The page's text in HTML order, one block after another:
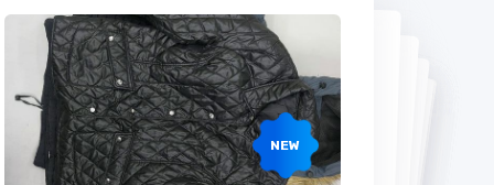
NEW
NEW
NEW